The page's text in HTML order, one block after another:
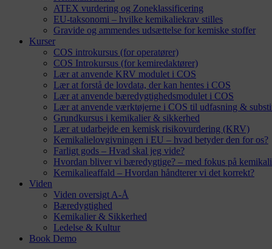
ATEX vurdering og Zoneklassificering
EU-taksonomi – hvilke kemikaliekrav stilles
Gravide og ammendes udsættelse for kemiske stoffer
Kurser
COS introkursus (for operatører)
COS Introkursus (for kemiredaktører)
Lær at anvende KRV modulet i COS
Lær at forstå de lovdata, der kan hentes i COS
Lær at anvende bæredygtighedsmodulet i COS
Lær at anvende værktøjerne i COS til udfasning &
Grundkursus i kemikalier & sikkerhed
Lær at udarbejde en kemisk risikovurdering (KRV)
Kemikalielovgivningen i EU – hvad betyder den for os?
Farligt gods – Hvad skal jeg vide?
Hvordan bliver vi bæredygtige? – med fokus på
Kemikalieaffald – Hvordan håndterer vi det korrekt?
Viden
Viden oversigt A-Å
Bæredygtighed
Kemikalier & Sikkerhed
Ledelse & Kultur
Book Demo